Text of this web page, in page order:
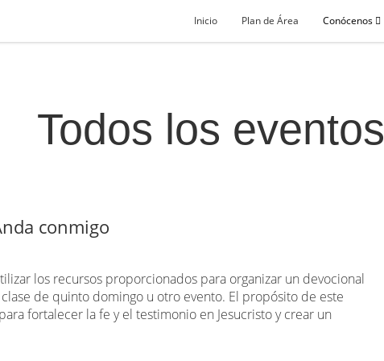
Inicio Plan de Área Conócenos
Todos los eventos
conmigo
los recursos proporcionados para organizar un devocional
de quinto domingo u otro evento. El propósito de este
fortalecer la fe y el testimonio en Jesucristo y crear un